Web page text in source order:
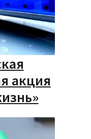
акция